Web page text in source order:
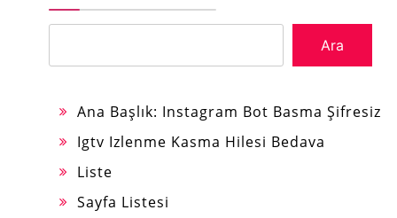
Ara
Ana Başlık: Instagram Bot Basma Şifresiz
Igtv Izlenme Kasma Hilesi Bedava
Liste
Sayfa Listesi